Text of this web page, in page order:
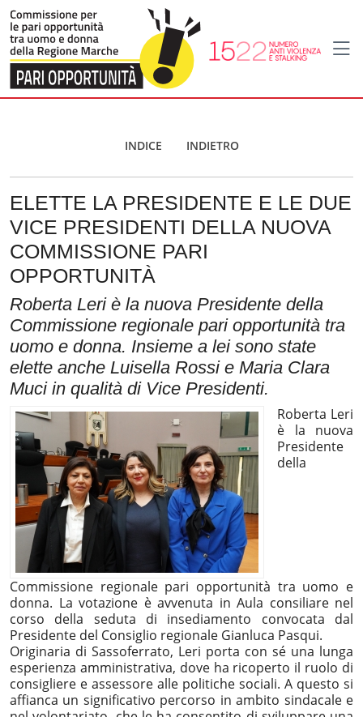
Home Primo piano
INDICE INDIETRO
ELETTE LA PRESIDENTE E LE DUE
VICE PRESIDENTI DELLA NUOVA
COMMISSIONE PARI
OPPORTUNITÀ
Roberta Leri è la nuova Presidente della
Commissione regionale pari opportunità tra
uomo e donna. Insieme a lei sono state
elette anche Luisella Rossi e Maria Clara
Muci in qualità di Vice Presidenti.
Roberta Leri
è la nuova
Presidente
della
Commissione regionale pari opportunità tra uomo e
donna. La votazione è avvenuta in Aula consiliare nel
corso della seduta di insediamento convocata dal
Presidente del Consiglio regionale Gianluca Pasqui.
Originaria di Sassoferrato, Leri porta con sé una lunga
esperienza amministrativa, dove ha ricoperto il ruolo di
consigliere e assessore alle politiche sociali. A questo si
affianca un significativo percorso in ambito sindacale e